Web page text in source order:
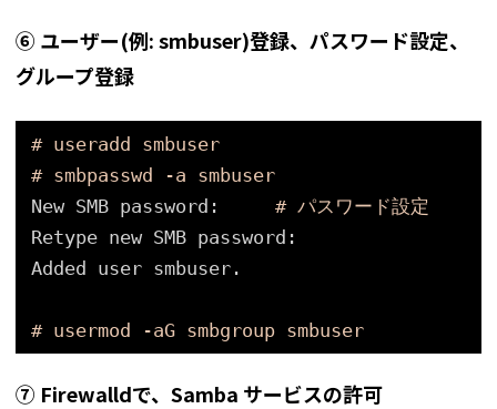
⑥ ユーザー(例:smbuser)登録、パスワード設定、
グループ登録
# useradd smbuser
# smbpasswd -a smbuser
New SMB password: # パスワード設定
Retype new SMB password:
Added user smbuser.
# usermod -aG smbgroup smbuser
⑦ Firewalldで、Samba サービスの許可